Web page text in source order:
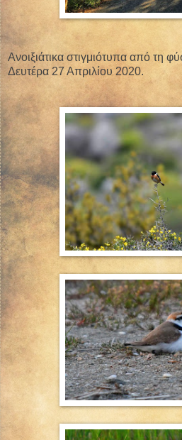
Ανοιξιάτικα στιγμιότυπα από τη
Δευτέρα 27 Απριλίου 2020.